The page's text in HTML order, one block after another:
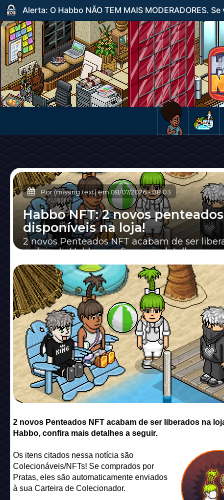
Alerta: O Habbo NÃO TEM MAIS MODERADORES.
Por (missing text) em 08/07/2026-08:03
Habbo NFT: 2 novos penteados
disponíveis na loja!
2 novos Penteados NFT acabam de ser
na loja do Habbo, confira mais detalhes a
2 novos Penteados NFT acabam de ser liberados na
Habbo, confira mais detalhes a seguir.
Os itens citados nessa notícia são
Colecionáveis/NFTs! Se comprados por
Pratas, eles são automaticamente enviados
à sua Carteira de Colecionador.